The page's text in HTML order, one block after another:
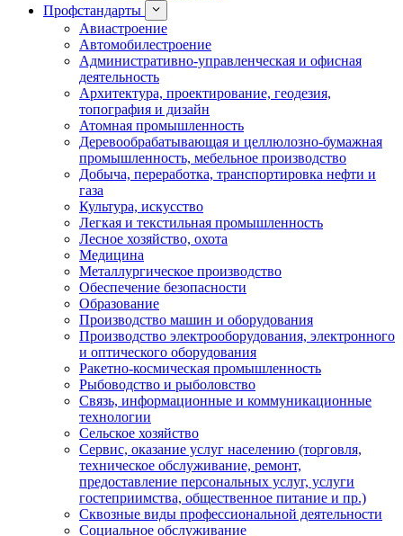
Профстандарты
Авиастроение
Автомобилестроение
Административно-управленческая и офисная
деятельность
Архитектура, проектирование, геодезия,
топография и дизайн
Атомная промышленность
Деревообрабатывающая и целлюлозно-бумажная
промышленность, мебельное производство
Добыча, переработка, транспортировка нефти и
газа
Культура, искусство
Легкая и текстильная промышленность
Лесное хозяйство, охота
Медицина
Металлургическое производство
Обеспечение безопасности
Образование
Производство машин и оборудования
Производство электрооборудования, электронного
и оптического оборудования
Ракетно-космическая промышленность
Рыбоводство и рыболовство
Связь, информационные и коммуникационные
технологии
Сельское хозяйство
Сервис, оказание услуг населению (торговля,
техническое обслуживание, ремонт,
предоставление персональных услуг, услуги
гостеприимства, общественное питание и пр.)
Сквозные виды профессиональной деятельности
Социальное обслуживание